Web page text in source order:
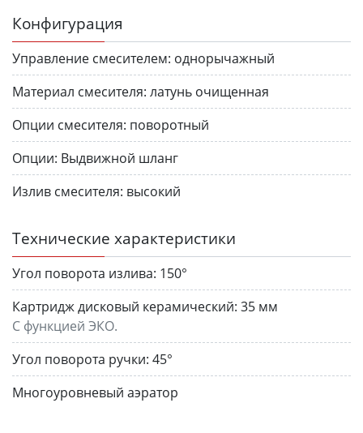
Конфигурация
Управление смесителем: однорычажный
Материал смесителя: латунь очищенная
Опции смесителя: поворотный
Опции: Выдвижной шланг
Излив смесителя: высокий
Технические характеристики
Угол поворота излива: 150°
Картридж дисковый керамический: 35 мм
С функцией ЭКО.
Угол поворота ручки: 45°
Многоуровневый аэратор